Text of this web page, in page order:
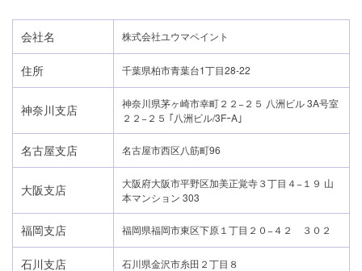
24時間365日対応
050-1883-0629
会社名 株式会社ユウマペイント
住所 千葉県柏市青葉台1丁目28-22
神奈川支店
神奈川県茅ヶ崎市幸町２２−２５ 八洲ビル 3A号室
２２−２５ ｢八洲ビル/3FｰA｣
名古屋支店 名古屋市西区八筋町96
大阪支店
大阪府大阪市平野区加美正覚寺３丁目４−１９ 山
本マンション 303
福岡支店 福岡県福岡市東区下原１丁目２０−４２ ３０２
石川支店 石川県金沢市糸田２丁目８